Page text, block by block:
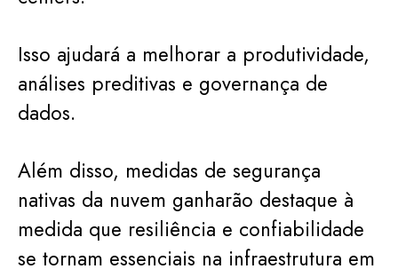
Isso ajudará a melhorar a produtividade,
análises preditivas e governança de
dados.
Além disso, medidas de segurança
nativas da nuvem ganharão destaque à
medida que resiliência e confiabilidade
se tornam essenciais na infraestrutura em